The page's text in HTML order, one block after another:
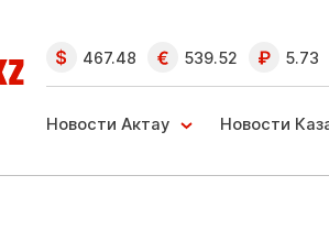
467.48 539.52 5.73
Новости Актау Новости